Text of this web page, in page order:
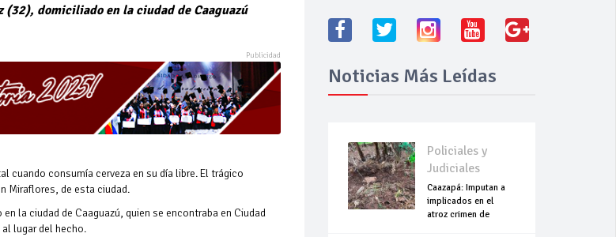
domiciliado en la ciudad de Caaguazú
cuando consumía cerveza en su día libre. El trágico
Miraflores, de esta ciudad.
la ciudad de Caaguazú, quien se encontraba en Ciudad
lugar del hecho.
Noticias Más Leídas
Policiales y
Judiciales
Caazapá: Imputan a
implicados en el
atroz crimen de